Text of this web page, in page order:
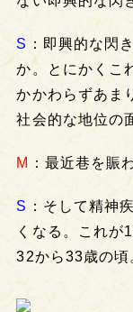
S ：即興的な閃
か。とにかくこ
かかわらずあま
社会的な地位の
M ：最近巷を賑
S ：そして精神
くなる。これが
32から33歳の頃